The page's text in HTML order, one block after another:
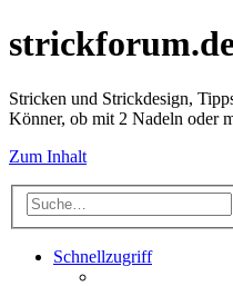
Stricken und Strickdesign,
Könner, ob mit 2 Nadeln oder
Zum Inhalt
Schnellzugriff